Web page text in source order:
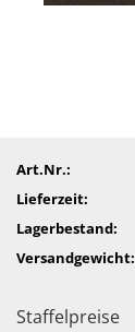
Art.Nr.:
Lieferzeit:
Lagerbestand:
Versandgewicht:
Staffelpreise